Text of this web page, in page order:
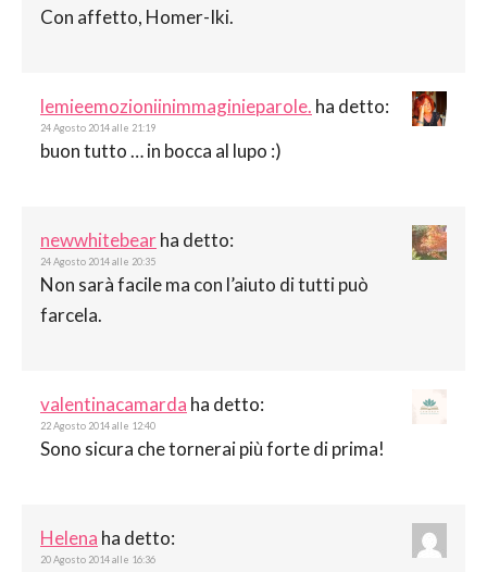
Con affetto, Homer-Iki.
lemieemozioniinimmaginieparole. ha detto:
24 Agosto 2014 alle 21:19
buon tutto … in bocca al lupo :)
newwhitebearha detto:
24 Agosto 2014 alle 20:35
Non sarà facile ma con l’aiuto di tutti può
farcela.
valentinacamarda ha detto:
22 Agosto 2014 alle 12:40
Sono sicura che tornerai più forte di prima!
Helena ha detto:
20 Agosto 2014 alle 16:36